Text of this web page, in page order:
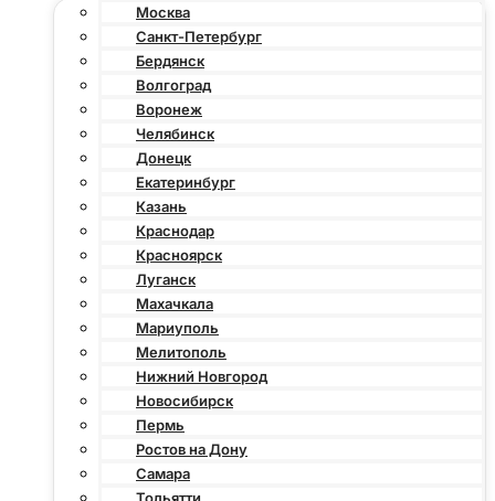
Москва
Санкт-Петербург
Бердянск
Волгоград
Воронеж
Челябинск
Донецк
Екатеринбург
Казань
Краснодар
Красноярск
Луганск
Махачкала
Мариуполь
Мелитополь
Нижний Новгород
Новосибирск
Пермь
Ростов на Дону
Самара
Тольятти